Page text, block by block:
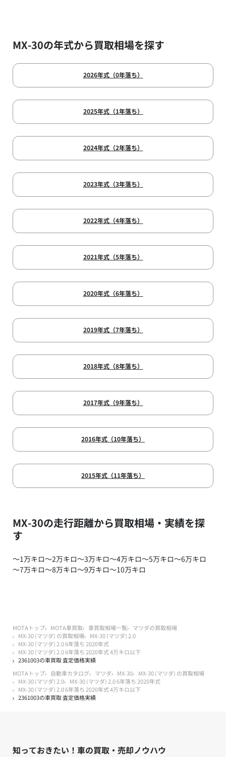
MX-30の年式から買取相場を探す
2026年式（0年落ち）
2025年式（1年落ち）
2024年式（2年落ち）
2023年式（3年落ち）
2022年式（4年落ち）
2021年式（5年落ち）
2020年式（6年落ち）
2019年式（7年落ち）
2018年式（8年落ち）
2017年式（9年落ち）
2016年式（10年落ち）
2015年式（11年落ち）
MX-30の走行距離から買取相場・実績を探
す
～1万キロ～2万キロ～3万キロ～4万キロ～5万キロ～6万キロ
～7万キロ～8万キロ～9万キロ～10万キロ
MOTAトップ MOTA車買取 車買取相場一覧
マツダの買取相場
MX-30 (マツダ) の買取相場
MX-30 (マツダ) 2.0
MX-30 (マツダ) 2.0 6年落ち 2020年式
MX-30 (マツダ) 2.0 6年落ち 2020年式 4万キロ以下
2361003の車買取 査定価格実績
MOTAトップ
自動車カタログ マツダ MX-30
MX-30 (マツダ) の買取相場
MX-30 (マツダ) 2.0
MX-30 (マツダ) 2.0 6年落ち 2020年式
MX-30 (マツダ) 2.0 6年落ち 2020年式 4万キロ以下
2361003の車買取 査定価格実績
知っておきたい！車の買取・売却ノウハウ